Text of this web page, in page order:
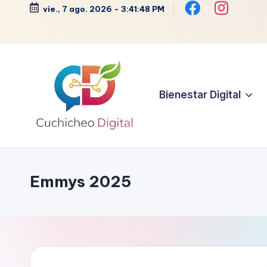
vie., 7 ago. 2026 - 3:41:48 PM
C
c
i
Crochet,
Más
Bienestar Digital
Emmys 2025